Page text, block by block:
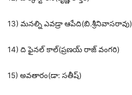
13) మనల్ని ఎవడ్రా ఆపేది(బి.శ్రీనివాసరావు)
14) ది ఫైనల్ కాల్(ప్రణయ్ రాజ్ వంగరి)
15) అవతారం(డా: సతీష్)